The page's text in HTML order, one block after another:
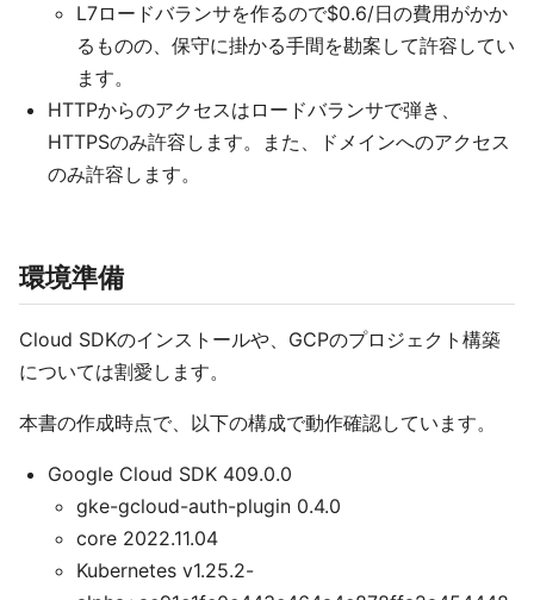
L7ロードバランサを作るので$0.6/日の費用がかか
るものの、保守に掛かる手間を勘案して許容してい
ます。
HTTPからのアクセスはロードバランサで弾き、
HTTPSのみ許容します。また、ドメインへのアクセス
のみ許容します。
環境準備
Cloud SDKのインストールや、GCPのプロジェクト構築
については割愛します。
本書の作成時点で、以下の構成で動作確認しています。
Google Cloud SDK 409.0.0
gke-gcloud-auth-plugin 0.4.0
core 2022.11.04
Kubernetes v1.25.2-